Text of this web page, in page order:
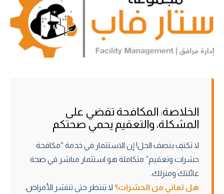
الخلاصة: المكافحة تقضي على
المشكلة، والتعقيم يحمي صحتكم
لا تكتفِ بنصف الحل! إن الاستثمار في خدمة “مكافحة
حشرات وتعقيم” متكاملة هو استثمار مباشر في صحة
عائلتك ومنزلك.
هل تعاني من الحشرات؟ لا تنتظر حتى تنتشر الأمراض.